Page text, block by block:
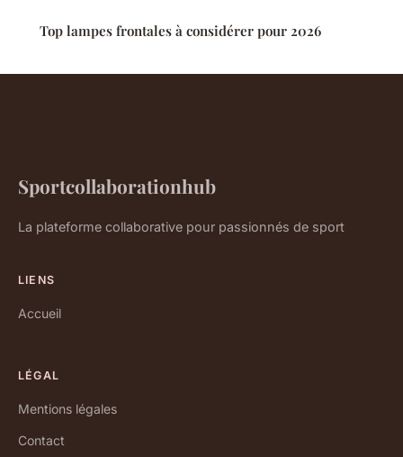
Top lampes frontales à considérer pour 2026
Sportcollaborationhub
La plateforme collaborative pour passionnés de sport
LIENS
Accueil
LÉGAL
Mentions légales
Contact